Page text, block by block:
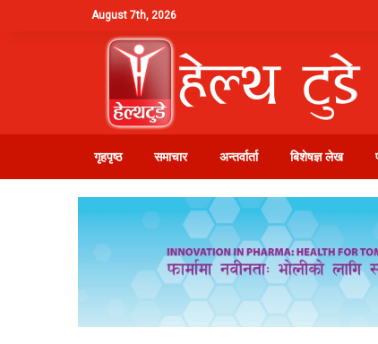
August 7th, 2026
गृहपृष्ठ समाचार अन्तर्वार्ता बिशेषज्ञ लेख